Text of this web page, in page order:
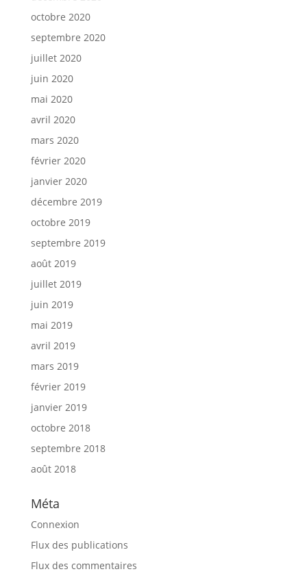
octobre 2020
septembre 2020
juillet 2020
juin 2020
mai 2020
avril 2020
mars 2020
février 2020
janvier 2020
décembre 2019
octobre 2019
septembre 2019
août 2019
juillet 2019
juin 2019
mai 2019
avril 2019
mars 2019
février 2019
janvier 2019
octobre 2018
septembre 2018
août 2018
Méta
Connexion
Flux des publications
Flux des commentaires